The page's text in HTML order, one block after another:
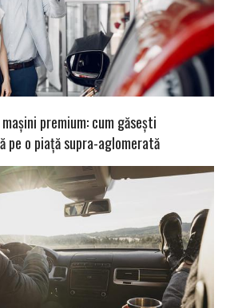
premium: cum găsești
pe o piață supra-aglomerată